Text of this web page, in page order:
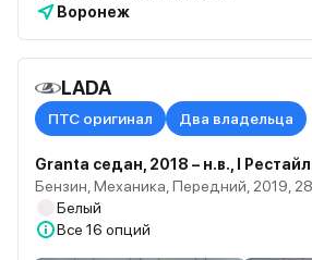
Воронеж
LADA
ПТС оригинал Два владельца
Granta седан, 2018 – н.в., I
Бензин, Механика, Передний, 2019,
Белый
Все 16 опций